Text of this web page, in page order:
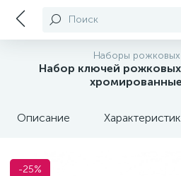
Поиск
Наборы
Набор ключей
Описание
-25%